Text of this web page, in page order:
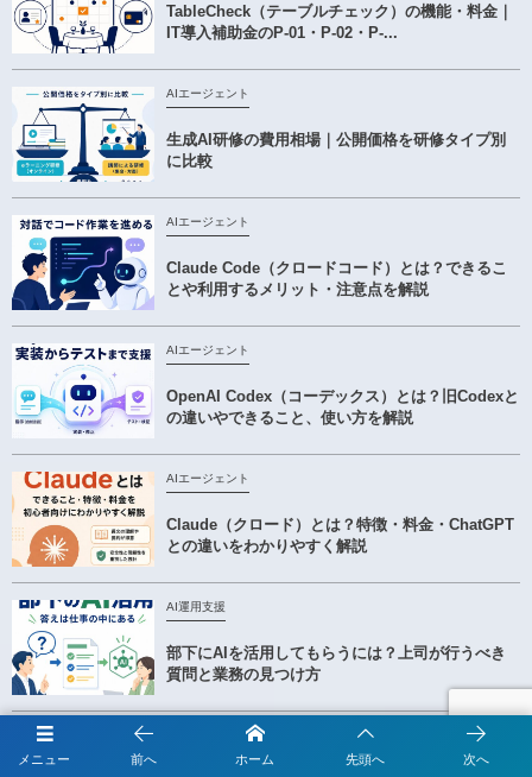
TableCheck（テーブルチェック）の機能・料金｜
IT導入補助金のP-01・P-02・P-...
AIエージェント
生成AI研修の費用相場｜公開価格を研修タイプ別
に比較
AIエージェント
Claude Code（クロードコード）とは？できるこ
とや利用するメリット・注意点を解説
AIエージェント
OpenAI Codex（コーデックス）とは？旧Codexと
の違いやできること、使い方を解説
AIエージェント
Claude（クロード）とは？特徴・料金・ChatGPT
との違いをわかりやすく解説
AI運用支援
部下にAIを活用してもらうには？上司が行うべき
質問と業務の見つけ方
メニュー 前へ ホーム 先頭へ 次へ